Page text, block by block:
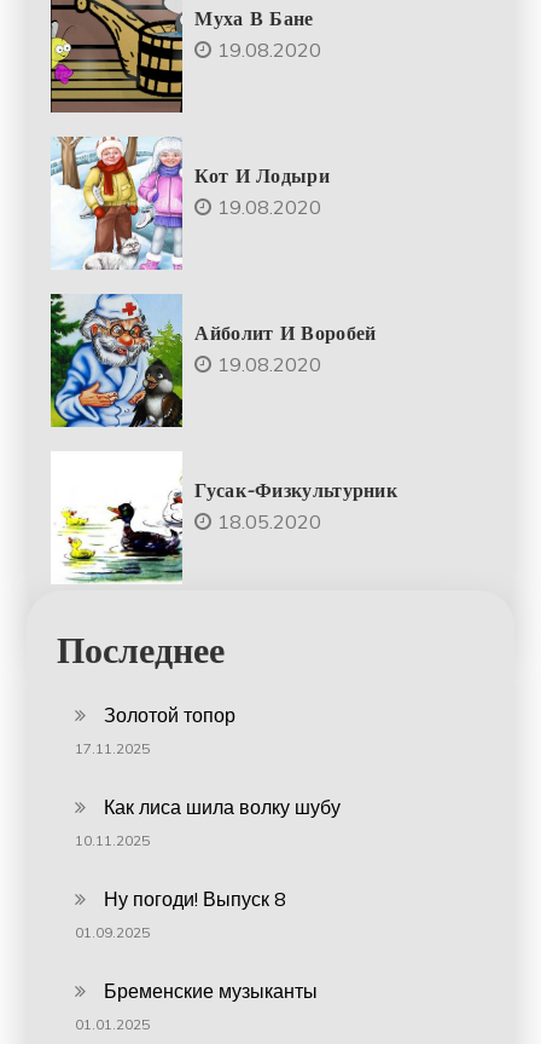
Муха В Бане
19.08.2020
Кот И Лодыри
19.08.2020
Айболит И Воробей
19.08.2020
Гусак-Физкультурник
18.05.2020
Последнее
Золотой топор
17.11.2025
Как лиса шила волку шубу
10.11.2025
Ну погоди! Выпуск 8
01.09.2025
Бременские музыканты
01.01.2025